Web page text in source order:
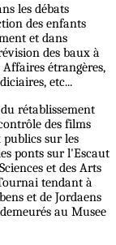
les débats
des enfants
et dans
des baux à
étrangères,
etc...
rétablissement
des films
sur les
ponts sur l'Escaut
et des Arts
tendant à
et de Jordaens
au Musee